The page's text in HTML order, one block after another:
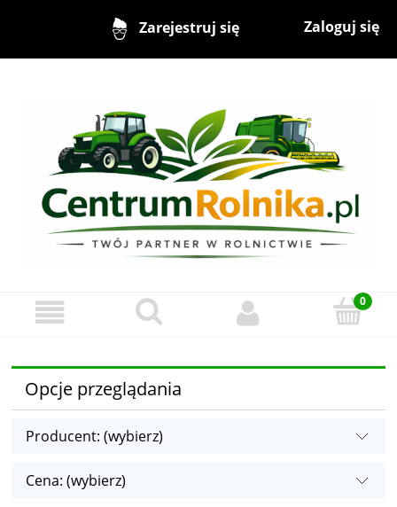
Zarejestruj się Zaloguj się
Opcje przeglądania
Producent: (wybierz)
Cena: (wybierz)